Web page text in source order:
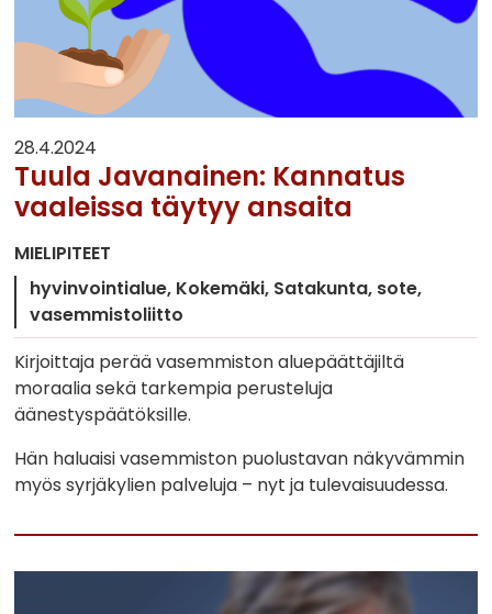
28.4.2024
Tuula Javanainen: Kannatus
vaaleissa täytyy ansaita
MIELIPITEET
hyvinvointialue Kokemäki Satakunta sote
vasemmistoliitto
Kirjoittaja perää vasemmiston aluepäättäjiltä
moraalia sekä tarkempia perusteluja
äänestyspäätöksille.
Hän haluaisi vasemmiston puolustavan näkyvämmin
myös syrjäkylien palveluja – nyt ja tulevaisuudessa.